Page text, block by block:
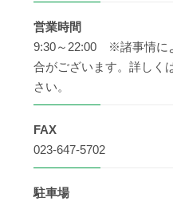
営業時間
9:30～22:00 ※諸事情に
合がございます。詳しく
さい。
FAX
023-647-5702
駐車場